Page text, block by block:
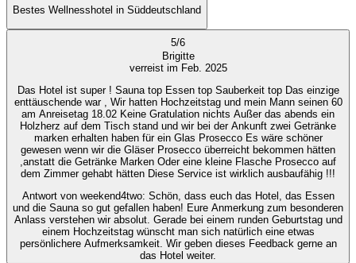
Bestes Wellnesshotel in Süddeutschland
5/6
Brigitte
verreist im Feb. 2025
Das Hotel ist super ! Sauna top Essen top Sauberkeit top Das einzige
enttäuschende war , Wir hatten Hochzeitstag und mein Mann seinen 60
am Anreisetag 18.02 Keine Gratulation nichts Außer das abends ein
Holzherz auf dem Tisch stand und wir bei der Ankunft zwei Getränke
marken erhalten haben für ein Glas Prosecco Es wäre schöner
gewesen wenn wir die Gläser Prosecco überreicht bekommen hätten
,anstatt die Getränke Marken Oder eine kleine Flasche Prosecco auf
dem Zimmer gehabt hätten Diese Service ist wirklich ausbaufähig !!!
Antwort von weekend4two: Schön, dass euch das Hotel, das Essen
und die Sauna so gut gefallen haben! Eure Anmerkung zum besonderen
Anlass verstehen wir absolut. Gerade bei einem runden Geburtstag und
einem Hochzeitstag wünscht man sich natürlich eine etwas
persönlichere Aufmerksamkeit. Wir geben dieses Feedback gerne an
das Hotel weiter.